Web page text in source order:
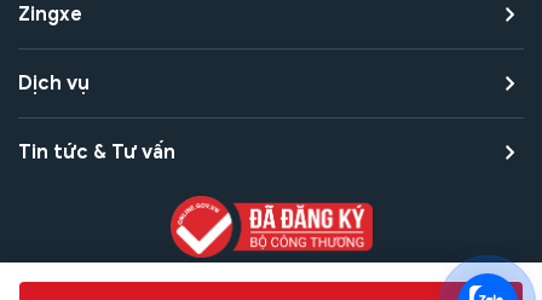
Zingxe
Dịch vụ
Tin tức & Tư vấn